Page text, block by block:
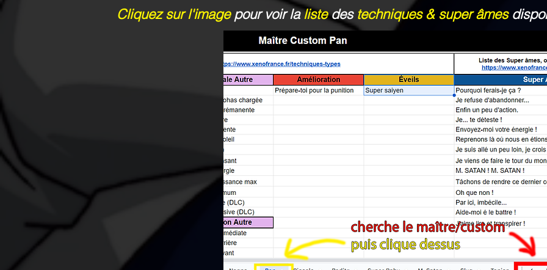
Cliquez sur l'imagepour voir lalistedes techniques & super âmes